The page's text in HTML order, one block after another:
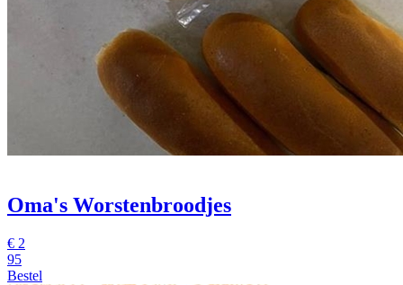
Oma's Worstenbroodjes
€ 2
95
Bestel